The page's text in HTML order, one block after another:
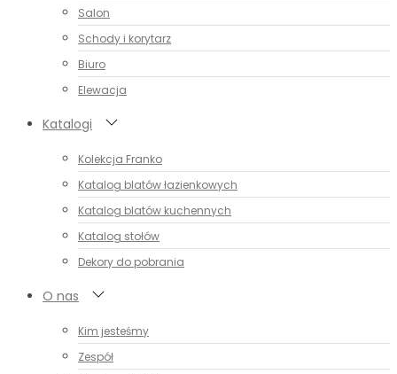
Salon
Schody i korytarz
Biuro
Elewacja
Katalogi
Kolekcja Franko
Katalog blatów łazienkowych
Katalog blatów kuchennych
Katalog stołów
Dekory do pobrania
O nas
Kim jesteśmy
Zespół